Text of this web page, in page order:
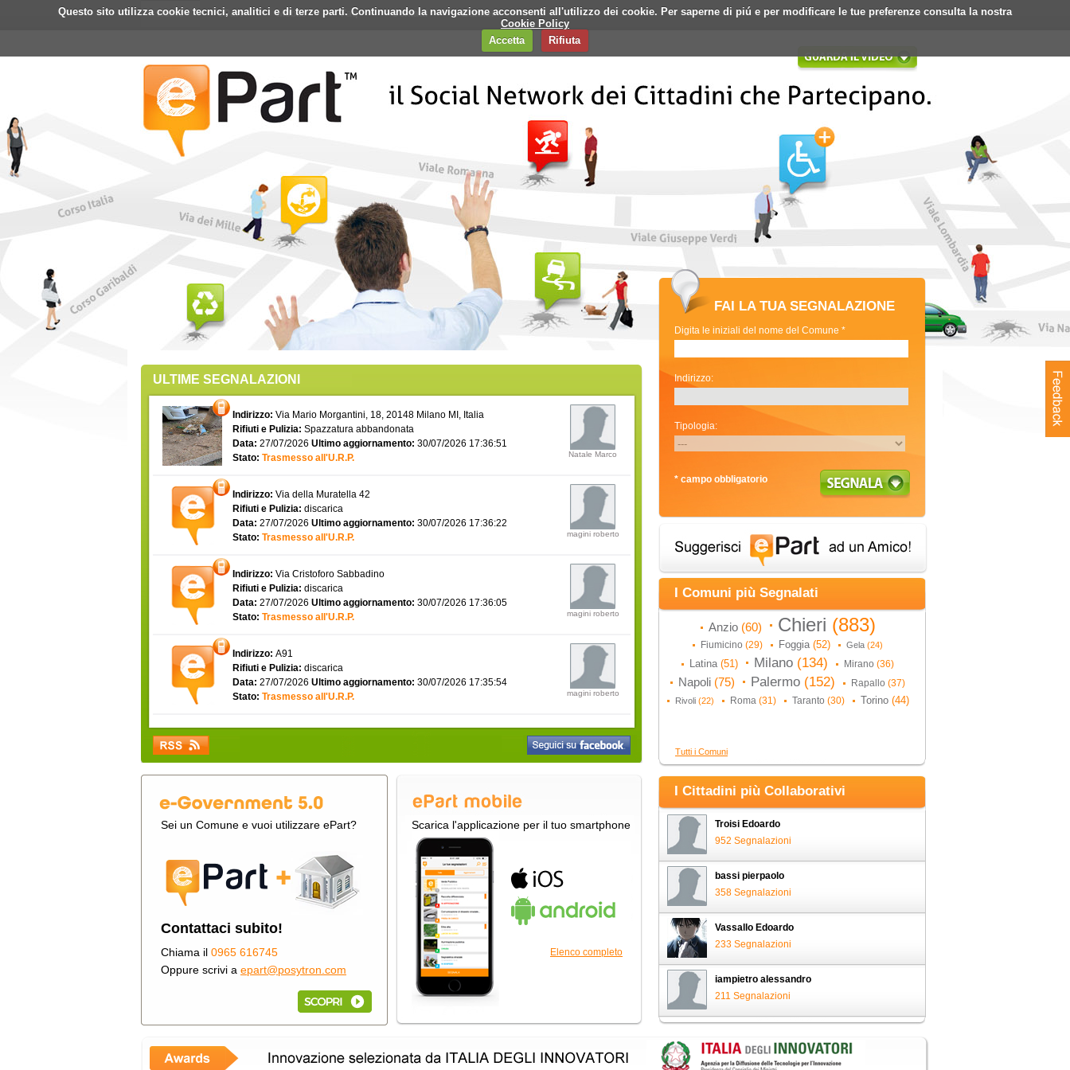
Questo sito utilizza cookie tecnici, analitici e di terze parti. Continuando la navigazione acconsenti all'utilizzo dei cookie. Per saperne di piú e per modificare le tue preferenze consulta la nostra
Cookie Policy
Accetta
Rifiuta
Home ePart Mobile Faq Contatti Banner Login Registrati
ULTIME SEGNALAZIONI
Indirizzo: Via Mario Morgantini, 18, 20148 Milano MI, Italia
Rifiuti e Pulizia: Spazzatura abbandonata
Data: 27/07/2026 Ultimo aggiornamento: 30/07/2026 17:36:51
Stato: Trasmesso all'U.R.P. Natale Marco
Indirizzo: Via della Muratella 42
Rifiuti e Pulizia: discarica
Data: 27/07/2026 Ultimo aggiornamento: 30/07/2026 17:36:22
Stato: Trasmesso all'U.R.P. magini roberto
Indirizzo: Via Cristoforo Sabbadino
Rifiuti e Pulizia: discarica
Data: 27/07/2026 Ultimo aggiornamento: 30/07/2026 17:36:05
Stato: Trasmesso all'U.R.P. magini roberto
Indirizzo: A91
Rifiuti e Pulizia: discarica
Data: 27/07/2026 Ultimo aggiornamento: 30/07/2026 17:35:54
Stato: Trasmesso all'U.R.P. magini roberto
Sei un Comune e vuoi utilizzare ePart?
Contattaci subito!
Chiama il 0965 616745
Oppure scrivi a epart@posytron.com
Scarica l'applicazione per il tuo smartphone
Elenco completo
FAI LA TUA SEGNALAZIONE
Digita le iniziali del nome del Comune *
Indirizzo:
Tipologia:
* campo obbligatorio
I Comuni più Segnalati
Anzio (60) Chieri (883)
Fiumicino (29) Foggia (52) Gela (24)
Latina (51) Milano (134) Mirano (36)
Napoli (75) Palermo (152) Rapallo (37)
Rivoli (22) Roma (31) Taranto (30) Torino (44)
Tutti i Comuni
I Cittadini più Collaborativi
Troisi Edoardo
952 Segnalazioni
bassi pierpaolo
358 Segnalazioni
Vassallo Edoardo
233 Segnalazioni
iampietro alessandro
211 Segnalazioni